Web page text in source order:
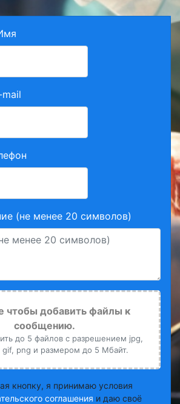
mail
(не менее 20 символов)
чтобы добавить файлы к
сообщению.
до 5 файлов с разрешением jpg,
gif, png и размером до 5 Мбайт.
кнопку, я принимаю условия
соглашения и даю своё